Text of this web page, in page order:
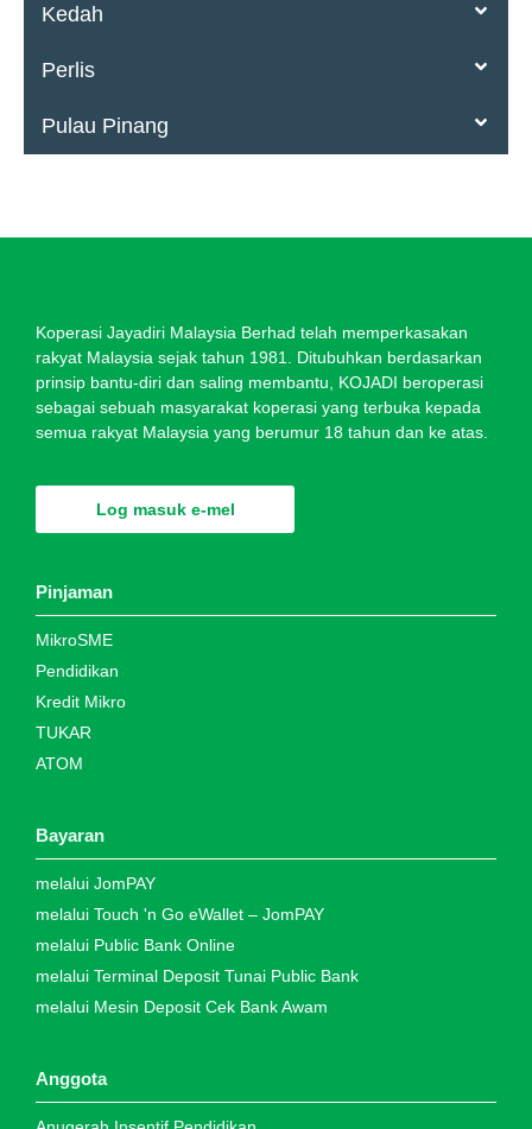
Kedah
Perlis
Pulau Pinang
Koperasi Jayadiri Malaysia Berhad telah memperkasakan
rakyat Malaysia sejak tahun 1981. Ditubuhkan berdasarkan
prinsip bantu-diri dan saling membantu, KOJADI beroperasi
sebagai sebuah masyarakat koperasi yang terbuka kepada
semua rakyat Malaysia yang berumur 18 tahun dan ke atas.
Log masuk e-mel
Pinjaman
MikroSME
Pendidikan
Kredit Mikro
TUKAR
ATOM
Bayaran
melalui JomPAY
melalui Touch 'n Go eWallet – JomPAY
melalui Public Bank Online
melalui Terminal Deposit Tunai Public Bank
melalui Mesin Deposit Cek Bank Awam
Anggota